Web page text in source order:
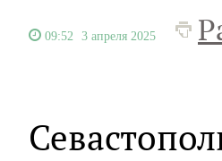
09:52 3 апреля 2025